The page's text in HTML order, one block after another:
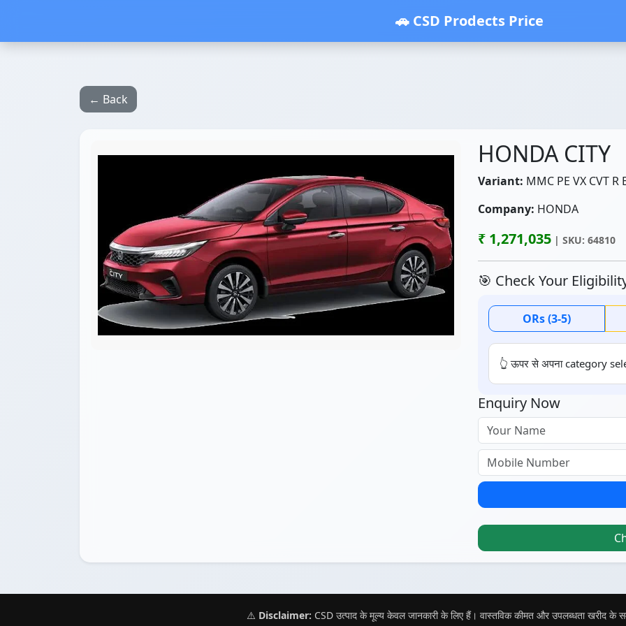
🚗 CSD Prodects Price
← Back
HONDA CITY
Variant: MMC PE VX CVT R
Company: HONDA
₹ 1,271,035 | SKU: 64810
🎯 Check Your
ORs (3-5)
👆 ऊपर से अपना category
Enquiry Now
⚠️ Disclaimer: CSD उत्पाद के मूल्य केवल जानकारी के लिए हैं। वास्तविक कीमत और उपलब्धता खरीद के